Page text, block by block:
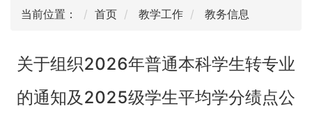
当前位置： 首页 教学工作 教务信息
关于组织2026年普通本科学生转专业
的通知及2025级学生平均学分绩点公